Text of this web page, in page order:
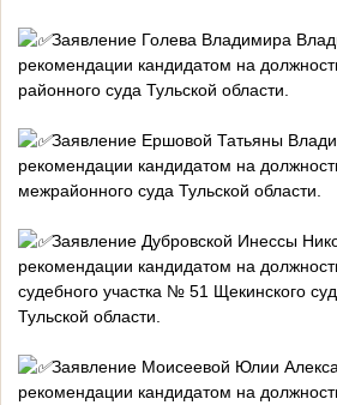
Заявление Голева Владимира
рекомендации кандидатом на
районного суда Тульской области.
Заявление Ершовой Татьяны
рекомендации кандидатом на
межрайонного суда Тульской области.
Заявление Дубровской Инессы
рекомендации кандидатом на
судебного участка № 51 Щекинского
Тульской области.
Заявление Моисеевой Юлии
рекомендации кандидатом на